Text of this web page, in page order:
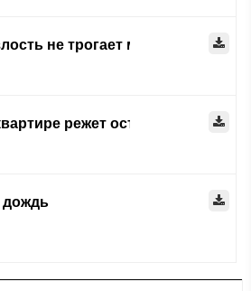
не трогает меня
режет острым льдом